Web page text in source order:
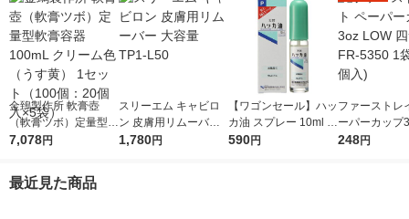
金鵄製作所 軟膏壺
（軟膏ツボ）定量型軟
膏容器 100mL クリー
5袋）
7,078円
スリーエム キャビロ
ン 皮膚用リムーバー
大容量 TP1-L50
1,780円
【ワゴンセール】ハッ
カ油 スプレー 10ml ア
ロマ お風呂 虫よけ マ
590円
ファーストレ
ーパーカップ
W 四つ葉 FR-
248円
最近見た商品